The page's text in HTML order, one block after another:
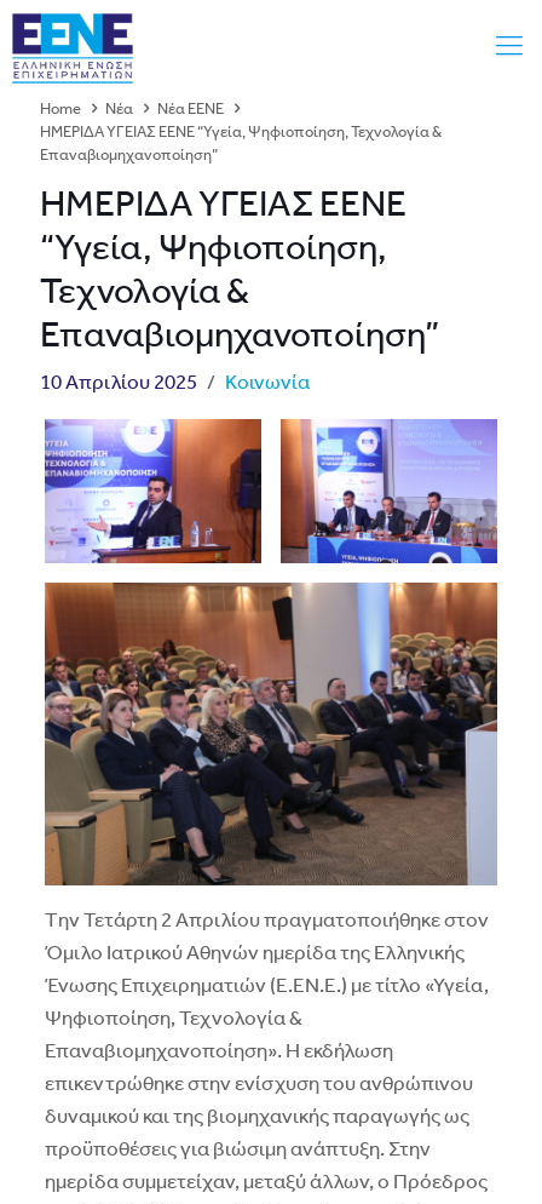
Home Νέα
Νέα ΕΕΝΕ
ΗΜΕΡΙΔΑ ΥΓΕΙΑΣ ΕΕΝΕ “Υγεία, Ψηφιοποίηση, Τεχνολογία &
Επαναβιομηχανοποίηση”
ΗΜΕΡΙΔΑ ΥΓΕΙΑΣ ΕΕΝΕ
“Υγεία, Ψηφιοποίηση,
Τεχνολογία &
Επαναβιομηχανοποίηση”
10 Απριλίου 2025 / Κοινωνία
Tην Τετάρτη 2 Απριλίου πραγματοποιήθηκε στον
Όμιλο Ιατρικού Αθηνών ημερίδα της Ελληνικής
Ένωσης Επιχειρηματιών (Ε.ΕΝ.Ε.) με τίτλο «Υγεία,
Ψηφιοποίηση, Τεχνολογία &
Επαναβιομηχανοποίηση». Η εκδήλωση
επικεντρώθηκε στην ενίσχυση του ανθρώπινου
δυναμικού και της βιομηχανικής παραγωγής ως
προϋποθέσεις για βιώσιμη ανάπτυξη. Στην
ημερίδα συμμετείχαν, μεταξύ άλλων, ο Πρόεδρος